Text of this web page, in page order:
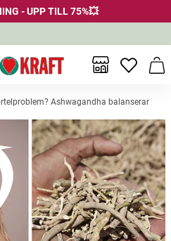
- UPP TILL 75%💥
Inga
Ashwagandha balanserar